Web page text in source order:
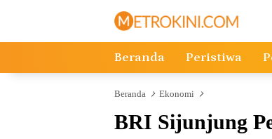
Beranda Peristiwa
Beranda Ekonomi
BRI Sijunjung